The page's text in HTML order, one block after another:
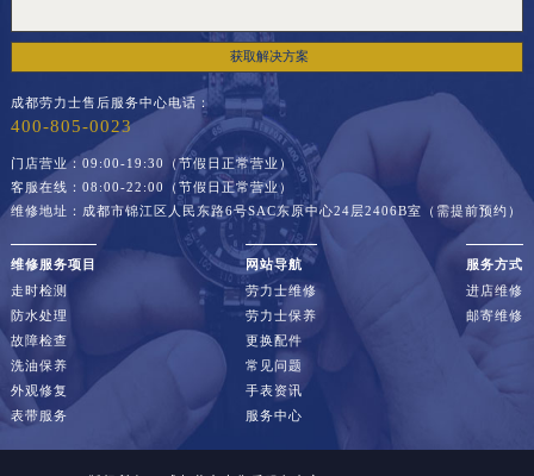
获取解决方案
成都劳力士售后服务中心电话：
400-805-0023
门店营业：09:00-19:30（节假日正常营业）
客服在线：08:00-22:00（节假日正常营业）
维修地址：成都市锦江区人民东路6号SAC东原中心24层2406B室（需提前预约）
维修服务项目
走时检测
防水处理
故障检查
洗油保养
外观修复
表带服务
网站导航
劳力士维修
劳力士保养
更换配件
常见问题
手表资讯
服务中心
服务方式
进店维修
邮寄维修